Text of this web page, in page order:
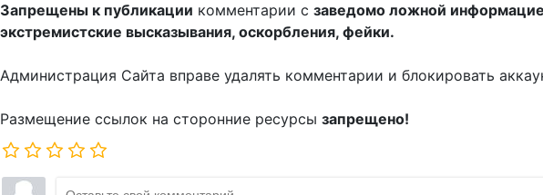
Запрещены к публикации комментарии с заведомо ложной
экстремистские высказывания, оскорбления, фейки.
Администрация Сайта вправе удалять комментарии и блокировать
Размещение ссылок на сторонние ресурсы запрещено!